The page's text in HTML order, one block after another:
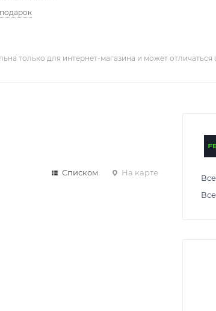
только для интернет-магазина и может отличаться
Списком На карте